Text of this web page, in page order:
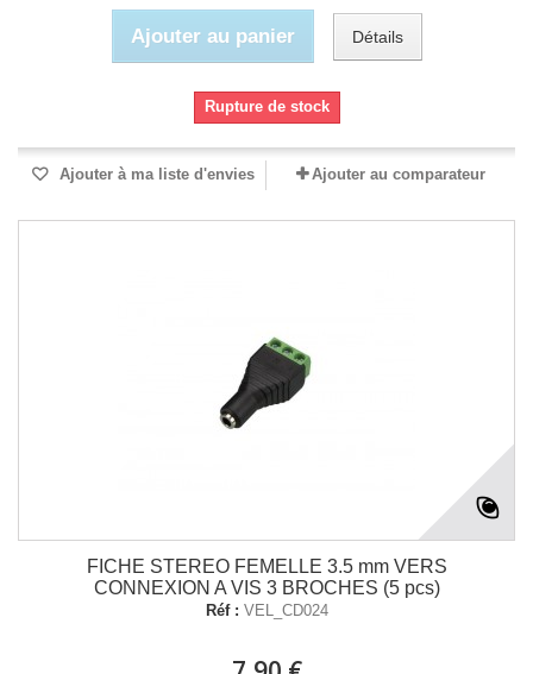
Ajouter au panier Détails
Rupture de stock
Ajouter à ma liste d'envies Ajouter au comparateur
FICHE STEREO FEMELLE 3.5 mm VERS
CONNEXION A VIS 3 BROCHES (5 pcs)
Réf : VEL_CD024